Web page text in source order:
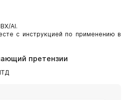
Аl.
с инструкцией по применению в
претензии